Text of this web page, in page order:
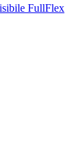
FullFlex